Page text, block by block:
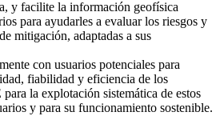
y facilite la información geofísica
para ayudarles a evaluar los riesgos y
mitigación, adaptadas a sus
con usuarios potenciales para
fiabilidad y eficiencia de los
la explotación sistemática de estos
y para su funcionamiento sostenible.